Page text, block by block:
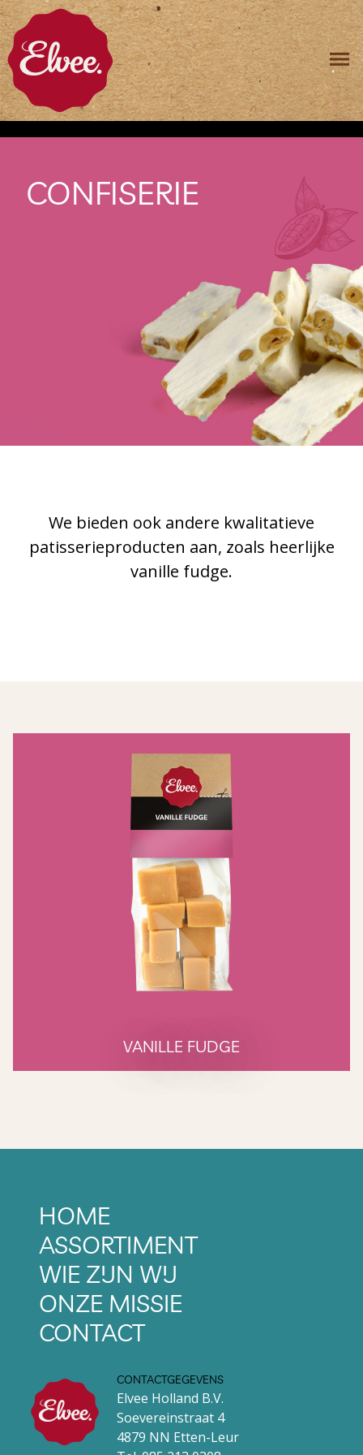
CONFISERIE
We bieden ook andere kwalitatieve
patisserieproducten aan, zoals heerlijke
vanille fudge.
VANILLE FUDGE
HOME
ASSORTIMENT
WIE ZIJN WIJ
ONZE MISSIE
CONTACT
CONTACTGEGEVENS
Elvee Holland B.V.
Soevereinstraat 4
4879 NN Etten-Leur